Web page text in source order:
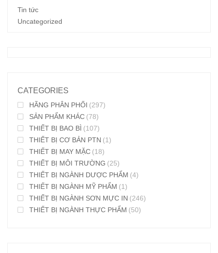
Tin tức
Uncategorized
CATEGORIES
HÃNG PHÂN PHỐI (297)
SẢN PHẨM KHÁC (78)
THIẾT BỊ BAO BÌ (107)
THIẾT BỊ CƠ BẢN PTN (1)
THIẾT BỊ MAY MẶC (18)
THIẾT BỊ MÔI TRƯỜNG (25)
THIẾT BỊ NGÀNH DƯỢC PHẨM (4)
THIẾT BỊ NGÀNH MỸ PHẨM (1)
THIẾT BỊ NGÀNH SƠN MỰC IN (246)
THIẾT BỊ NGÀNH THỰC PHẨM (50)